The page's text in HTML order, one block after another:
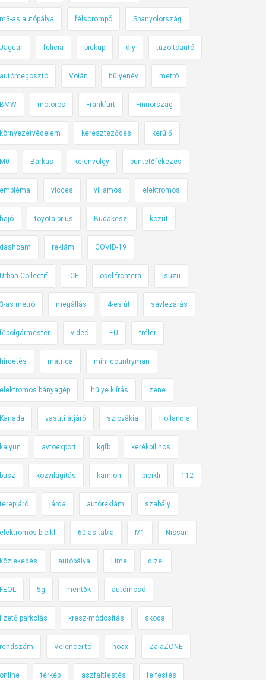
m3-as autópálya félsorompó Spanyolország
Jaguar felicia pickup diy tűzoltóautó
autómegosztó Volán hülyenév metró
BMW motoros Frankfurt Finnország
környezetvédelem kereszteződés kerülő
M0 Barkas kelenvölgy büntetőfékezés
embléma vicces villamos elektromos
hajó toyota prius Budakeszi közút
dashcam reklám COVID-19
Urban Collëctif ICE opel frontera Isuzu
3-as metró megállás 4-es út sávlezárás
főpolgármester videó EU tréler
hirdetés matrica mini countryman
elektromos bányagép hülye kiírás zene
Kanada vasúti átjáró szlovákia Hollandia
kaiyun avtoexport kgfb kerékbilincs
busz közvilágítás kamion bicikli 112
terepjáró járda autóreklám szabály
elektromos bicikli 60-as tábla M1 Nissan
közlekedés autópálya Lime dízel
FEOL 5g mentők autómosó
fizető parkolás kresz-módosítás skoda
rendszám Velencei-tó hoax ZalaZONE
online térkép aszfaltfestés felfestés